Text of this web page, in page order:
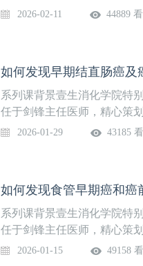
读、消化内镜指南精粹分享
科课程详情
2026-02-11 44889
如何发现早期结直肠癌及
系列课背景壹生消化学院特
任于剑锋主任医师，精心策
读、消化内镜指南精粹分享
化内科课程详情
2026-01-29 43185
如何发现食管早期癌和癌
系列课背景壹生消化学院特
任于剑锋主任医师，精心策
读、消化内镜指南精粹分享
2026-01-15 49158